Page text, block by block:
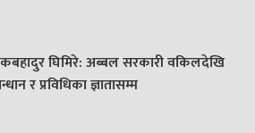
घिमिरे: अब्बल सरकारी वकिलदेखि
र प्रविधिका ज्ञातासम्म